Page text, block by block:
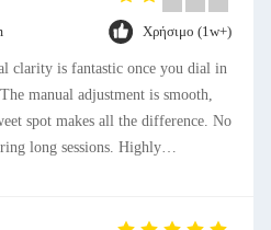
Χρήσιμο (1w+)
clarity is fantastic once you dial in
manual adjustment is smooth,
spot makes all the difference. No
long sessions. Highly
adjustment is smooth, and